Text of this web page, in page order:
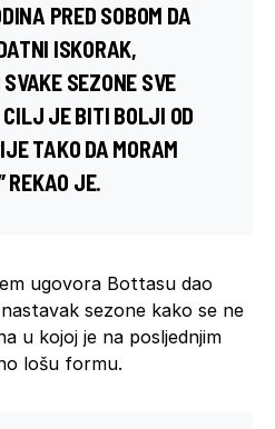
PRED SOBOM DA
ISKORAK,
SEZONE SVE
JE BITI BOLJI OD
TAKO DA MORAM
REKAO JE.
ugovora Bottasu dao
sezone kako se ne
u kojoj je na posljednjim
lošu formu.